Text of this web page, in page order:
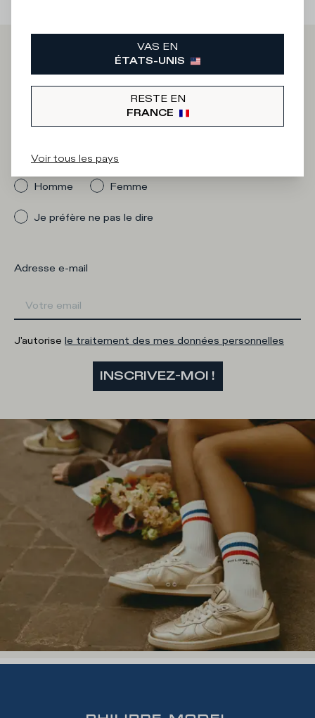
Iscriviti alla
Newsletter
Quelle catégorie vous intéresse ?
Homme
Femme
Je préfère ne pas le dire
Adresse e-mail
J'autorise le traitement des mes données personnelles
INSCRIVEZ-MOI !
VAS EN
ÉTATS-UNIS
RESTE EN
FRANCE
Voir tous les pays